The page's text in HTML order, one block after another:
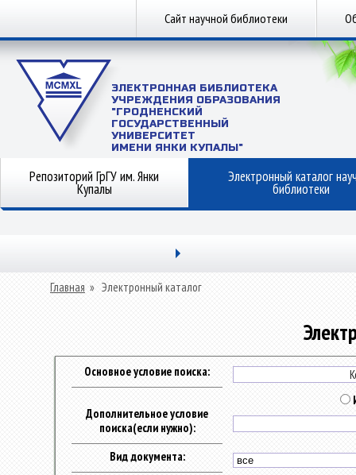
Сайт научной библиотеки
ЭЛЕКТРОННАЯ БИБЛИОТЕКА
УЧРЕЖДЕНИЯ ОБРАЗОВАНИЯ
"ГРОДНЕНСКИЙ
ГОСУДАРСТВЕННЫЙ
УНИВЕРСИТЕТ
ИМЕНИ ЯНКИ КУПАЛЫ"
Репозиторий ГрГУ им. Янки
Купалы
Электронный каталог
библиотеки
Главная » Электронный каталог
Основное условие поиска:
Дополнительное условие
поиска(если нужно):
Вид документа: